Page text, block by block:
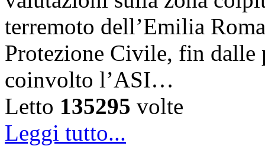
terremoto dell’Emilia
Protezione Civile, fin dalle
coinvolto l’ASI…
Letto 135295 volte
Leggi tutto...